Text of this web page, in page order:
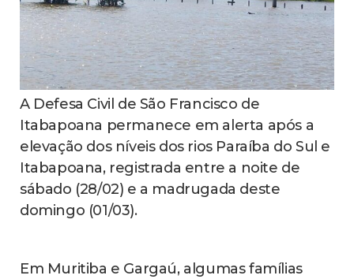
A Defesa Civil de São Francisco de
Itabapoana permanece em alerta após a
elevação dos níveis dos rios Paraíba do Sul e
Itabapoana, registrada entre a noite de
sábado (28/02) e a madrugada deste
domingo (01/03).
Em Muritiba e Gargaú, algumas famílias